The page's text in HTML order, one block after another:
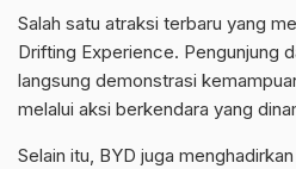
Salah satu atraksi terbaru yang
Drifting Experience. Pengunjung
langsung demonstrasi
melalui aksi berkendara yang
Selain itu, BYD juga